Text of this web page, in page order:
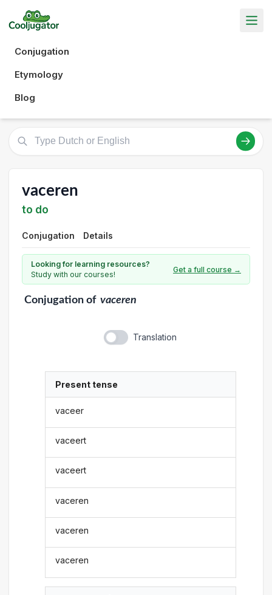
Conjugation
Etymology
Blog
vaceren
to do
Conjugation Details
Looking for learning resources?
Study with our courses!
Get a full course →
Conjugationof vaceren
Translation
Present tense
vaceer
vaceert
vaceert
vaceren
vaceren
vaceren